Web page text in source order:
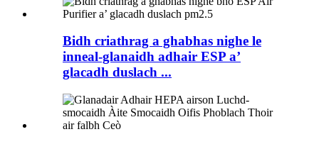
Bidh criathrag a ghabhas nighe le
inneal-glanaidh adhair ESP a’
glacadh duslach ...